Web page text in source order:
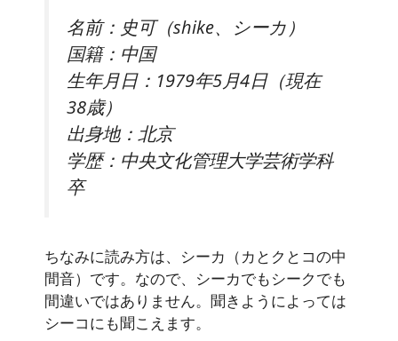
名前：史可（shike、シーカ）
国籍：中国
生年月日：1979年5月4日（現在
38歳）
出身地：北京
学歴：中央文化管理大学芸術学科
卒
ちなみに読み方は、シーカ（カとクとコの中
間音）です。なので、シーカでもシークでも
間違いではありません。聞きようによっては
シーコにも聞こえます。